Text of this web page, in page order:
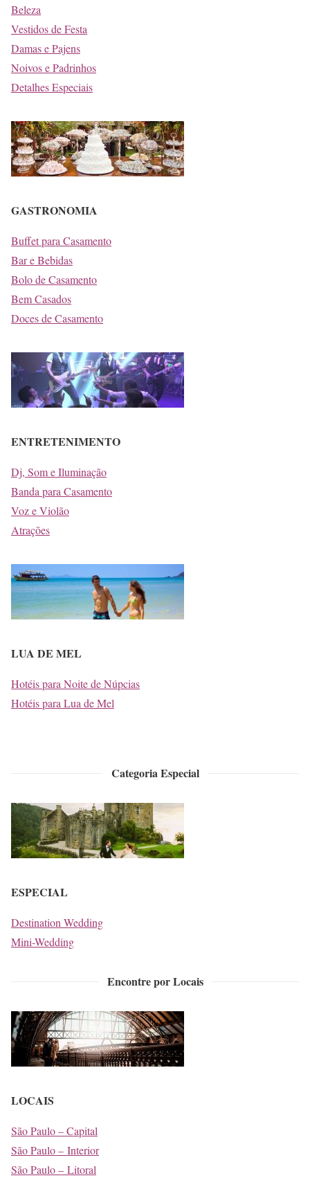
Beleza
Vestidos de Festa
Damas e Pajens
Noivos e Padrinhos
Detalhes Especiais
GASTRONOMIA
Buffet para Casamento
Bar e Bebidas
Bolo de Casamento
Bem Casados
Doces de Casamento
ENTRETENIMENTO
Dj, Som e Iluminação
Banda para Casamento
Voz e Violão
Atrações
LUA DE MEL
Hotéis para Noite de Núpcias
Hotéis para Lua de Mel
Categoria Especial
ESPECIAL
Destination Wedding
Mini-Wedding
Encontre por Locais
LOCAIS
São Paulo – Capital
São Paulo – Interior
São Paulo – Litoral